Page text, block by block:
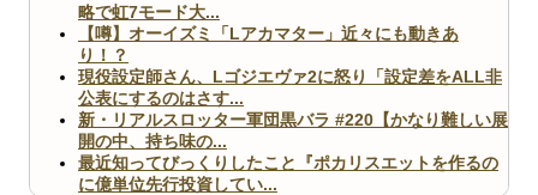
略で虹7モード大...
【噂】オーイズミ「Lアカマター」近々にも動きあ
り！？
現役設定師さん、Lゴジエヴァ2に怒り「設定差をALL非
公表にするのはさす...
新・リアルスロッター軍団黒バラ #220【かなり難しい展
開の中、持ち味の...
最近知ってびっくりしたこと『ポカリスエットを作るの
に億単位先行投資してい...